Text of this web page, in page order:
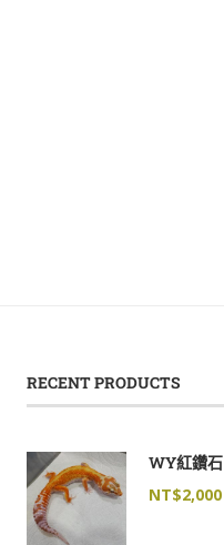
RECENT PRODUCTS
WY紅鑽石
NT$2,000